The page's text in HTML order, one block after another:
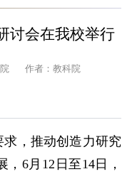
讨会在我校举行
作者：教科院
，推动创造力研究
6月12日至14日，